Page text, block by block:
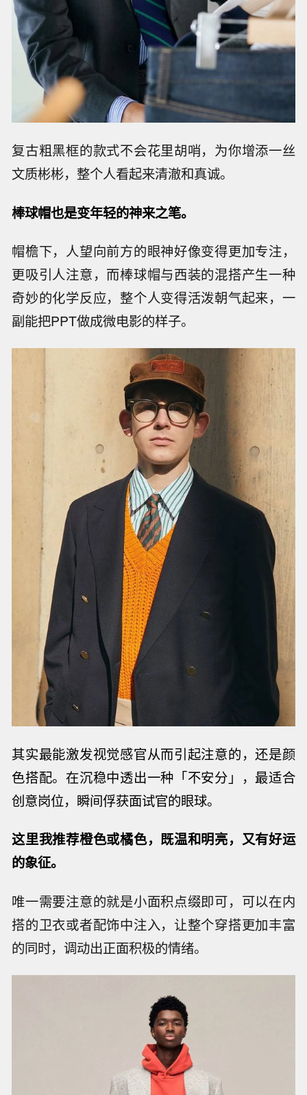
复古粗黑框的款式不会花里胡哨，为你增添一丝
文质彬彬，整个人看起来清澈和真诚。
棒球帽也是变年轻的神来之笔。
帽檐下，人望向前方的眼神好像变得更加专注，
更吸引人注意，而棒球帽与西装的混搭产生一种
奇妙的化学反应，整个人变得活泼朝气起来，一
副能把PPT做成微电影的样子。
其实最能激发视觉感官从而引起注意的，还是颜
色搭配。在沉稳中透出一种 「不安分」，最适合
创意岗位，瞬间俘获面试官的眼球。
这里我推荐橙色或橘色，既温和明亮，又有好运
的象征。
唯一需要注意的就是小面积点缀即可，可以在内
搭的卫衣或者配饰中注入，让整个穿搭更加丰富
的同时，调动出正面积极的情绪。